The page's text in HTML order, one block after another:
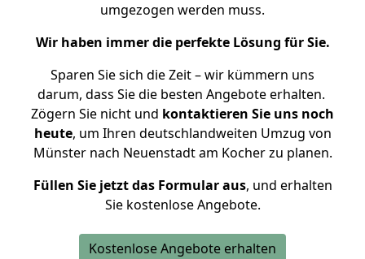
umgezogen werden muss.
Wir haben immer die perfekte Lösung für Sie.
Sparen Sie sich die Zeit – wir kümmern uns
darum, dass Sie die besten Angebote erhalten.
Zögern Sie nicht und kontaktieren Sie uns noch
heute, um Ihren deutschlandweiten Umzug von
Münster nach Neuenstadt am Kocher zu planen.
Füllen Sie jetzt das Formular aus, und erhalten
Sie kostenlose Angebote.
Kostenlose Angebote erhalten